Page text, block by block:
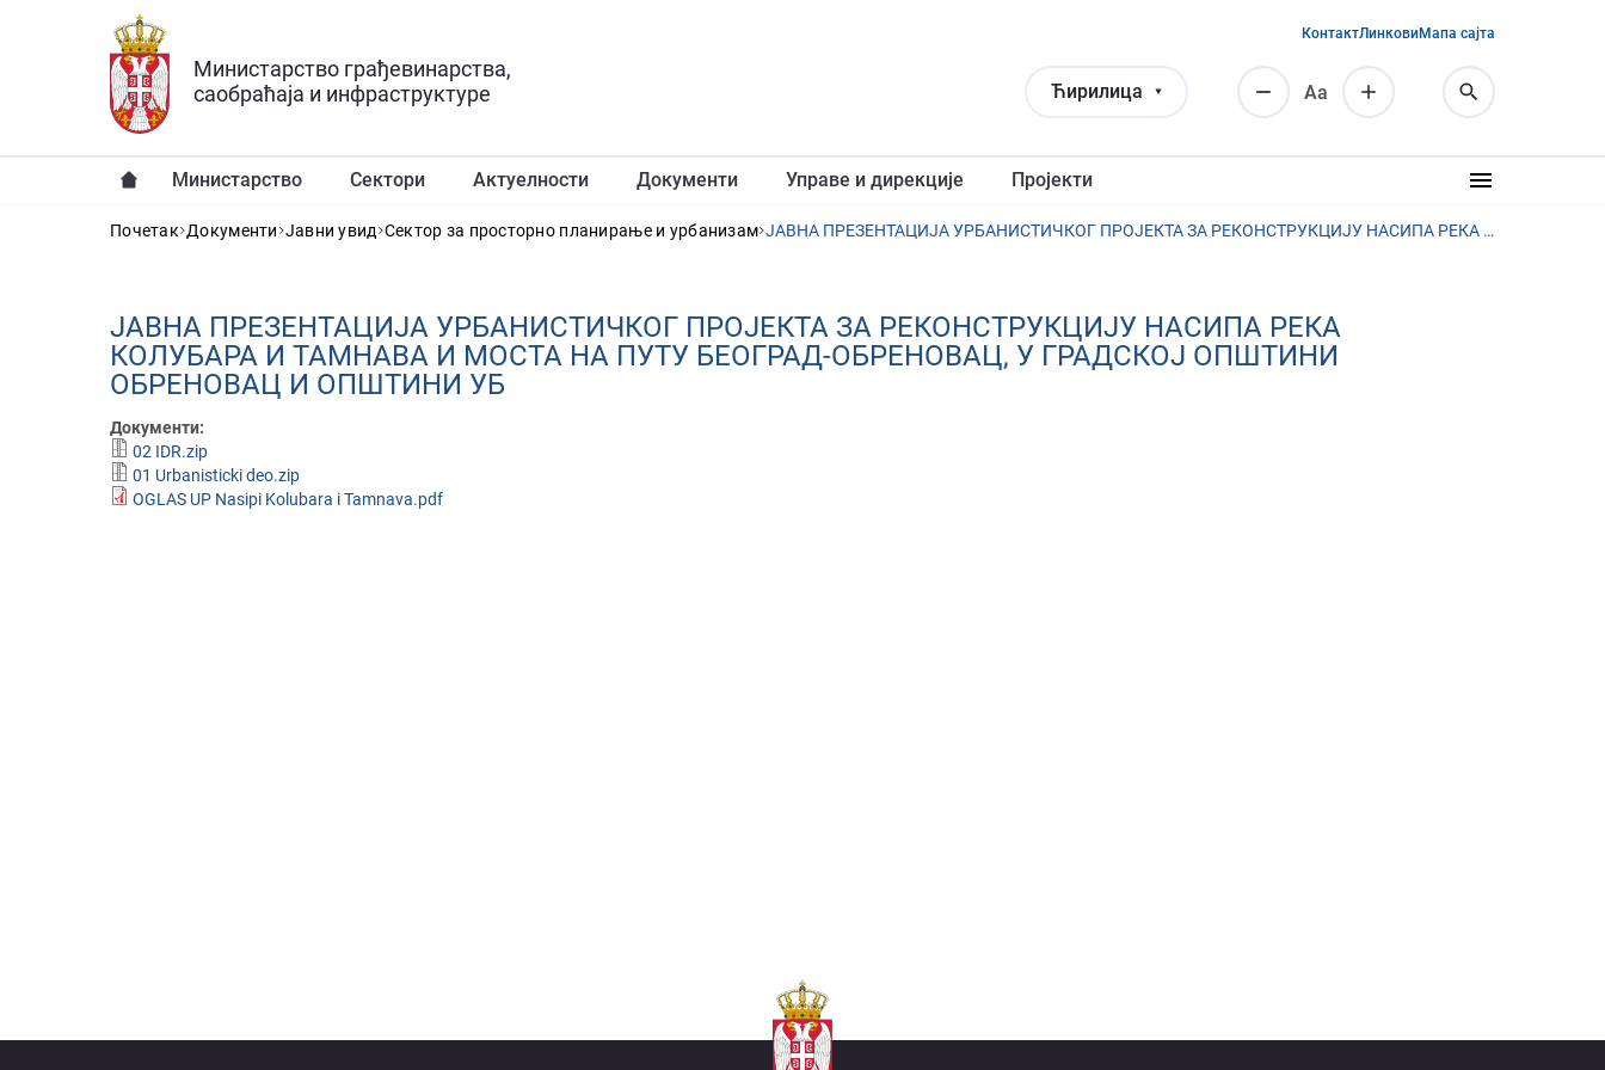
Прескочи на главни део садржаја
Министарство грађевинарства,
саобраћаја и инфраструктуре
Ћирилица Аа
КонтактЛинковиМапа сајта
Министарство Сектори Актуелности Документи Управе и дирекције Пројекти
YOU ARE HERE
Почетак Документи Јавни увид Сектор за просторно планирање и урбанизам ЈАВНA ПРЕЗЕНТАЦИЈA УРБАНИСТИЧКОГ ПРОЈЕКТА ЗА РЕКОНСТРУКЦИЈУ НАСИПА РЕКА КОЛУБАРА И ТАМНАВА И МОСТА НА ПУТУ БЕОГРАД-ОБРЕНОВАЦ, У ГРАДСКОЈ ОПШТИНИ ОБРЕНОВАЦ И ОПШТИНИ УБ
ЈАВНA ПРЕЗЕНТАЦИЈA УРБАНИСТИЧКОГ ПРОЈЕКТА ЗА РЕКОНСТРУКЦИЈУ НАСИПА РЕКА
КОЛУБАРА И ТАМНАВА И МОСТА НА ПУТУ БЕОГРАД-ОБРЕНОВАЦ, У ГРАДСКОЈ ОПШТИНИ
ОБРЕНОВАЦ И ОПШТИНИ УБ
Документи:
02 IDR.zip
01 Urbanisticki deo.zip
OGLAS UP Nasipi Kolubara i Tamnava.pdf